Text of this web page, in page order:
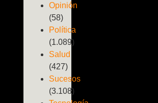
Opinión
(58)
Política
(1.089)
Salud
(427)
Sucesos
(3.108)